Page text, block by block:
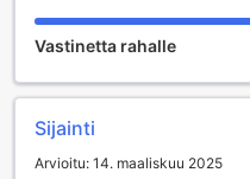
illanviettoon tai
Lisäksi hotellissa on upea
höyryhuoneen
ja höyryhuoneen pehmeä
päivän rasituksia ja
palautua ja virkistyä. City
Vastinetta rahalle
Sijainti
Arvioitu: 14. maaliskuu 2025